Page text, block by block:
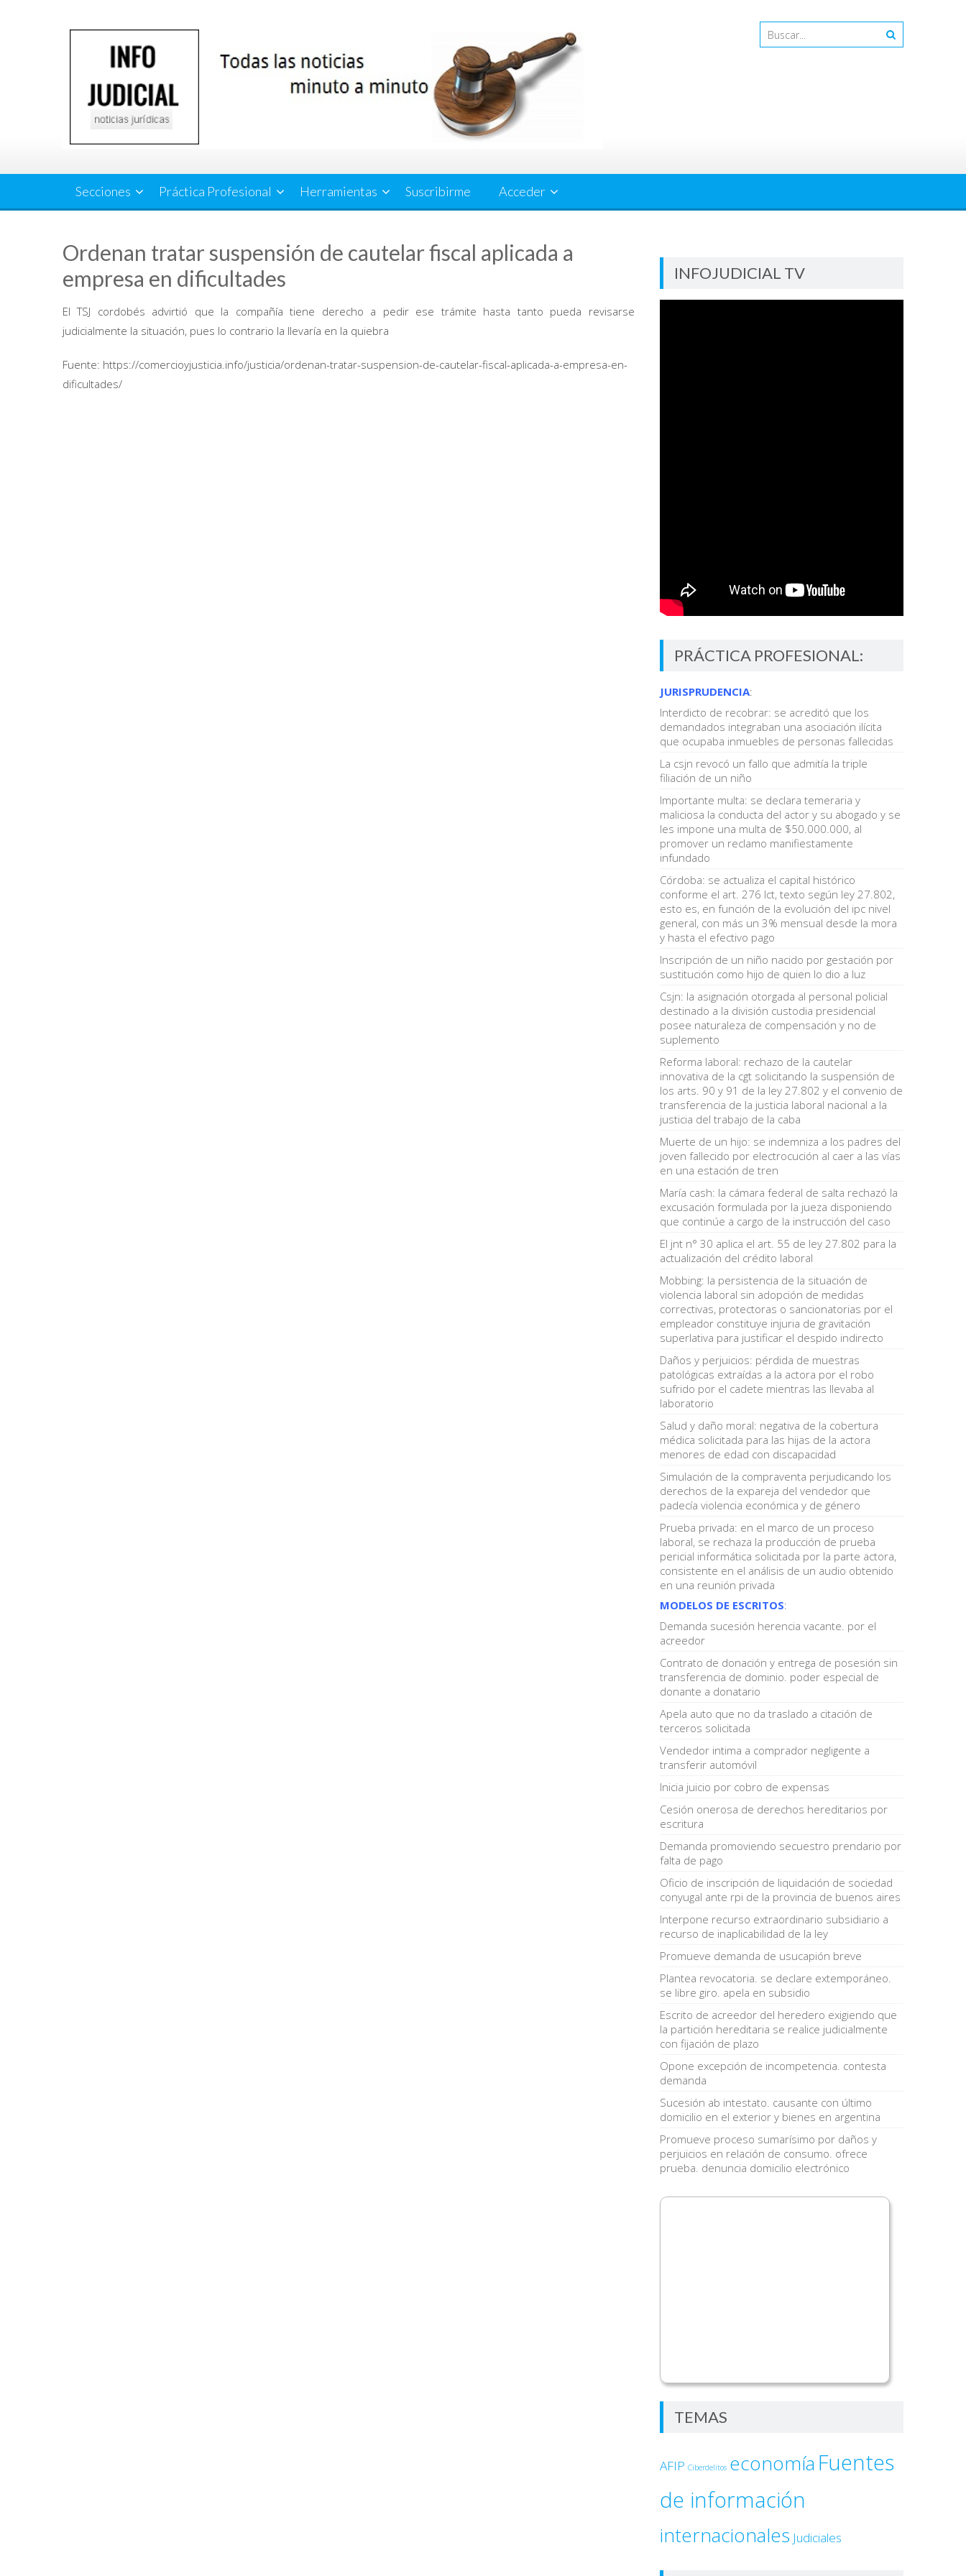
Secciones Práctica Profesional Herramientas Suscribirme Acceder
Ordenan tratar suspensión de cautelar fiscal aplicada a
empresa en dificultades
El TSJ cordobés advirtió que la compañía tiene derecho a pedir ese trámite hasta tanto pueda revisarse
judicialmente la situación, pues lo contrario la llevaría en la quiebra
Fuente: https://comercioyjusticia.info/justicia/ordenan-tratar-suspension-de-cautelar-fiscal-aplicada-a-empresa-en-
dificultades/
INFOJUDICIAL TV
PRÁCTICA PROFESIONAL:
JURISPRUDENCIA:
Interdicto de recobrar: se acreditó que los
demandados integraban una asociación ilícita
que ocupaba inmuebles de personas fallecidas
La csjn revocó un fallo que admitía la triple
filiación de un niño
Importante multa: se declara temeraria y
maliciosa la conducta del actor y su abogado y se
les impone una multa de $50.000.000, al
promover un reclamo manifiestamente
infundado
Córdoba: se actualiza el capital histórico
conforme el art. 276 lct, texto según ley 27.802,
esto es, en función de la evolución del ipc nivel
general, con más un 3% mensual desde la mora
y hasta el efectivo pago
Inscripción de un niño nacido por gestación por
sustitución como hijo de quien lo dio a luz
Csjn: la asignación otorgada al personal policial
destinado a la división custodia presidencial
posee naturaleza de compensación y no de
suplemento
Reforma laboral: rechazo de la cautelar
innovativa de la cgt solicitando la suspensión de
los arts. 90 y 91 de la ley 27.802 y el convenio de
transferencia de la justicia laboral nacional a la
justicia del trabajo de la caba
Muerte de un hijo: se indemniza a los padres del
joven fallecido por electrocución al caer a las vías
en una estación de tren
María cash: la cámara federal de salta rechazó la
excusación formulada por la jueza disponiendo
que continúe a cargo de la instrucción del caso
El jnt n° 30 aplica el art. 55 de ley 27.802 para la
actualización del crédito laboral
Mobbing: la persistencia de la situación de
violencia laboral sin adopción de medidas
correctivas, protectoras o sancionatorias por el
empleador constituye injuria de gravitación
superlativa para justificar el despido indirecto
Daños y perjuicios: pérdida de muestras
patológicas extraídas a la actora por el robo
sufrido por el cadete mientras las llevaba al
laboratorio
Salud y daño moral: negativa de la cobertura
médica solicitada para las hijas de la actora
menores de edad con discapacidad
Simulación de la compraventa perjudicando los
derechos de la expareja del vendedor que
padecía violencia económica y de género
Prueba privada: en el marco de un proceso
laboral, se rechaza la producción de prueba
pericial informática solicitada por la parte actora,
consistente en el análisis de un audio obtenido
en una reunión privada
MODELOS DE ESCRITOS:
Demanda sucesión herencia vacante. por el
acreedor
Contrato de donación y entrega de posesión sin
transferencia de dominio. poder especial de
donante a donatario
Apela auto que no da traslado a citación de
terceros solicitada
Vendedor intima a comprador negligente a
transferir automóvil
Inicia juicio por cobro de expensas
Cesión onerosa de derechos hereditarios por
escritura
Demanda promoviendo secuestro prendario por
falta de pago
Oficio de inscripción de liquidación de sociedad
conyugal ante rpi de la provincia de buenos aires
Interpone recurso extraordinario subsidiario a
recurso de inaplicabilidad de la ley
Promueve demanda de usucapión breve
Plantea revocatoria. se declare extemporáneo.
se libre giro. apela en subsidio
Escrito de acreedor del heredero exigiendo que
la partición hereditaria se realice judicialmente
con fijación de plazo
Opone excepción de incompetencia. contesta
demanda
Sucesión ab intestato. causante con último
domicilio en el exterior y bienes en argentina
Promueve proceso sumarísimo por daños y
perjuicios en relación de consumo. ofrece
prueba. denuncia domicilio electrónico
TEMAS
AFIP Ciberdelitos economía Fuentes
de información
internacionales Judiciales